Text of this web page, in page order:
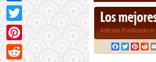
Los
Artículo Publicado
Facebook
Twitter
Facebook
Twitter
Pinterest